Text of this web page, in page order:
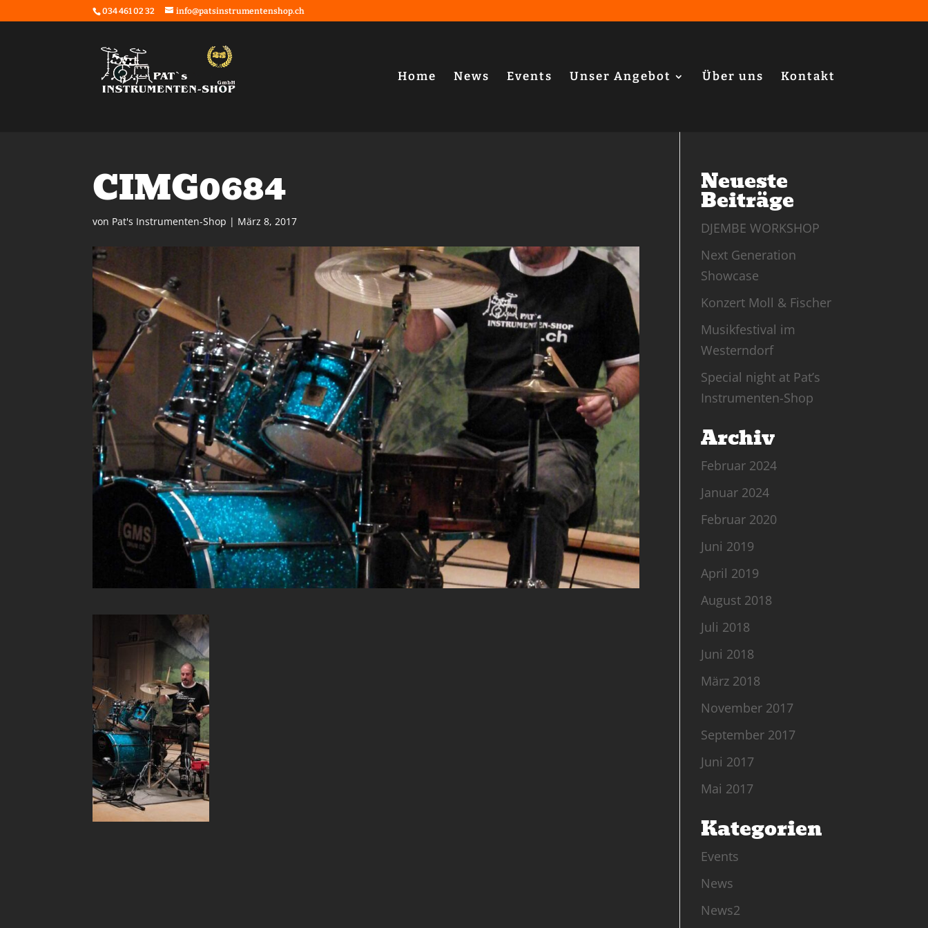
034 461 02 32 info@patsinstrumentenshop.ch
Home News Events Unser Angebot Über uns Kontakt
CIMG0684
von Pat's Instrumenten-Shop | März 8, 2017
Neueste
Beiträge
DJEMBE WORKSHOP
Next Generation
Showcase
Konzert Moll & Fischer
Musikfestival im
Westerndorf
Special night at Pat’s
Instrumenten-Shop
Archiv
Februar 2024
Januar 2024
Februar 2020
Juni 2019
April 2019
August 2018
Juli 2018
Juni 2018
März 2018
November 2017
September 2017
Juni 2017
Mai 2017
Kategorien
Events
News
News2